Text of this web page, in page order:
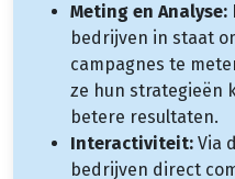
Meting en Analyse:
bedrijven in staat
campagnes te
ze hun strategieën
betere resultaten.
Interactiviteit: Via
bedrijven direct